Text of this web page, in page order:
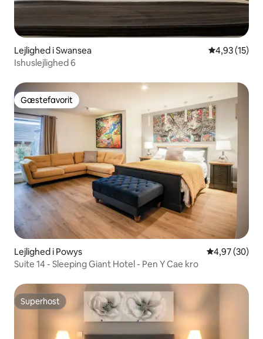
Lejlighed i Swansea 4,93 ud af 5
4,93 (15)
Ishuslejlighed 6
Gæstefavorit
Gæstefavorit
Lejlighed i Powys 4,97 ud af 5 i
4,97 (30)
Suite 14 - Sleeping Giant Hotel - Pen Y Cae kro
Superhost
Superhost